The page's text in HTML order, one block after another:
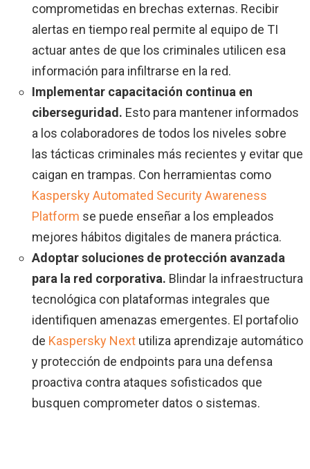
comprometidas en brechas externas. Recibir
alertas en tiempo real permite al equipo de TI
actuar antes de que los criminales utilicen esa
información para infiltrarse en la red.
Implementar capacitación continua en
ciberseguridad. Esto para mantener informados
a los colaboradores de todos los niveles sobre
las tácticas criminales más recientes y evitar que
caigan en trampas. Con herramientas como
Kaspersky Automated Security Awareness
Platform se puede enseñar a los empleados
mejores hábitos digitales de manera práctica.
Adoptar soluciones de protección avanzada
para la red corporativa. Blindar la infraestructura
tecnológica con plataformas integrales que
identifiquen amenazas emergentes. El portafolio
de Kaspersky Next utiliza aprendizaje automático
y protección de endpoints para una defensa
proactiva contra ataques sofisticados que
busquen comprometer datos o sistemas.